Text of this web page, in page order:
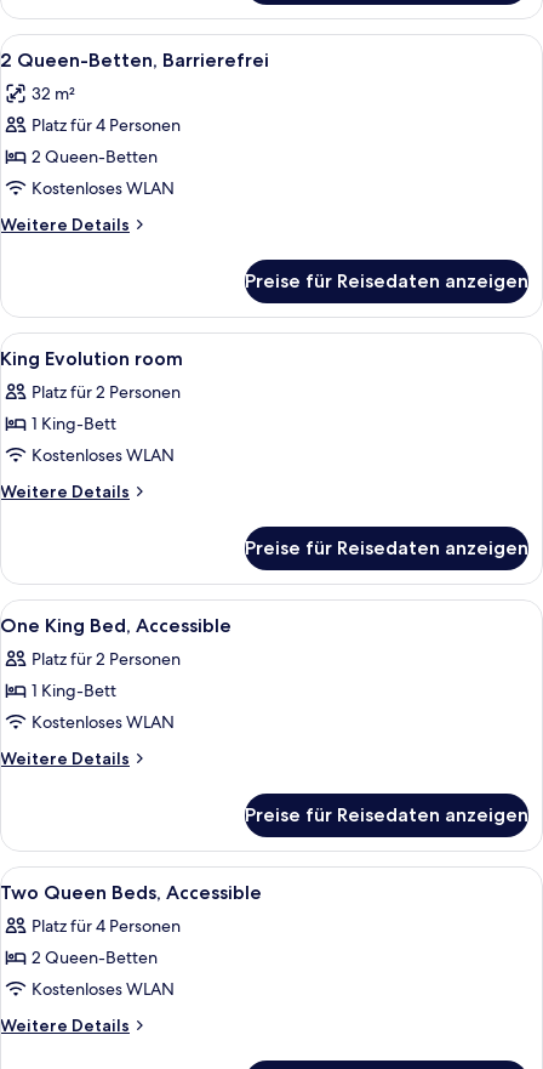
Bett,
Barrierefrei
Alle
Fotos
für
2
Queen-
Betten,
Barrierefrei
anzeigen
Ein Hotelzimmer mit Bett,
5
2 Queen-Betten, Barrierefrei
32 m²
Platz für 4 Personen
2 Queen-Betten
Kostenloses WLAN
Weitere Details
Weitere
Queen-
Betten,
Barrierefrei
Preise für Reisedaten anzeigen
Alle
Fotos
für
King
Evolution
room
Ein Hotelzimmer mit einem großen
4
King Evolution room
Platz für 2 Personen
1 King-Bett
Kostenloses WLAN
Weitere Details
Weitere
Evolution
room
Preise für Reisedaten anzeigen
Alle
Fotos
für
One
King
Bed,
Ein Hotelzimmer mit Bett,
2
One King Bed, Accessible
Platz für 2 Personen
1 King-Bett
Kostenloses WLAN
Weitere Details
Weitere
King
Bed,
Accessible
Preise für Reisedaten anzeigen
Alle
Fotos
für
Two
Queen
Beds,
Ein Hotelzimmer mit zwei Betten,
3
Two Queen Beds, Accessible
Platz für 4 Personen
2 Queen-Betten
Kostenloses WLAN
Weitere Details
Weitere